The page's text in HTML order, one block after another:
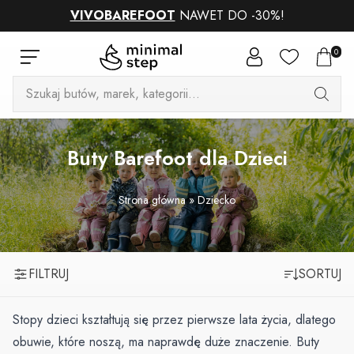
VIVOBAREFOOT NAWET DO -30%!
0
Wyszukiwarka
produktów
Buty Barefoot dla Dzieci
Strona główna» Dziecko
FILTRUJ SORTUJ
Stopy dzieci kształtują się przez pierwsze lata życia, dlatego
obuwie, które noszą, ma naprawdę duże znaczenie. Buty